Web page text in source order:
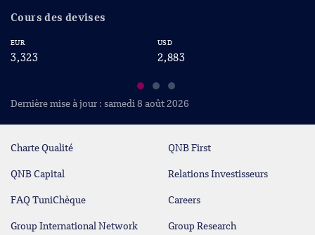
Cours des devises
EUR
3,323
USD
2,883
Dernière mise à jour : samedi 8 août 2026
Charte Qualité QNB First
QNB Capital Relations Investisseurs
FAQ TuniChèque Careers
Group International Network Group Research